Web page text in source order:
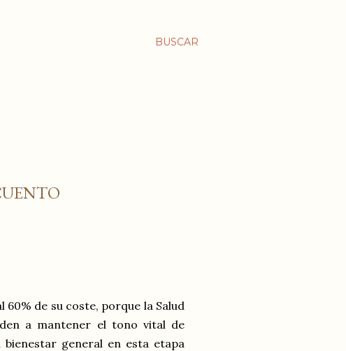
BUSCAR
de su coste, porque la Salud
a mantener el tono vital de
general en esta etapa